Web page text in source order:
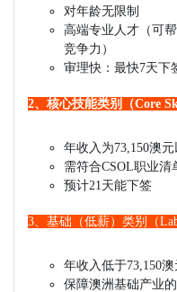
对年龄无限制
高端专业人才（可
竞争力）
审理快：最快7天下
2、核心技能类别（Core
年收入为73,150澳元
需符合CSOL职业清
预计21天能下签
3、基础（低薪）类别（
年收入低于73,150澳
保障澳洲基础产业